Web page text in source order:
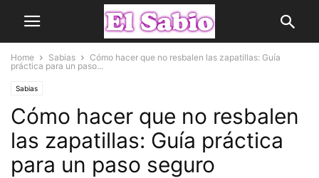
Home Sabias
Cómo hacer que no resbalen las zapatillas: Guía
práctica para un paso...
Sabias
Cómo hacer que no resbalen
las zapatillas: Guía práctica
para un paso seguro